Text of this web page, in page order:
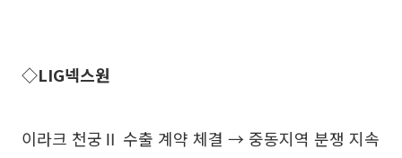
◇LIG넥스원
이라크 천궁Ⅱ 수출 계약 체결 → 중동지역 분쟁 지속